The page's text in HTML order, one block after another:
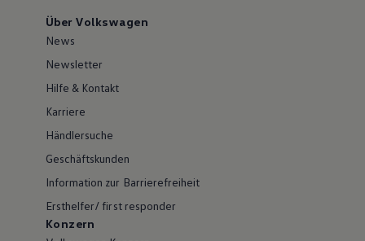
Über Volkswagen
News
Newsletter
Hilfe & Kontakt
Karriere
Händlersuche
Geschäftskunden
Information zur Barrierefreiheit
Ersthelfer/ first responder
Konzern